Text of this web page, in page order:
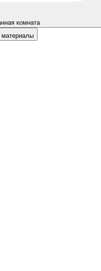
комната